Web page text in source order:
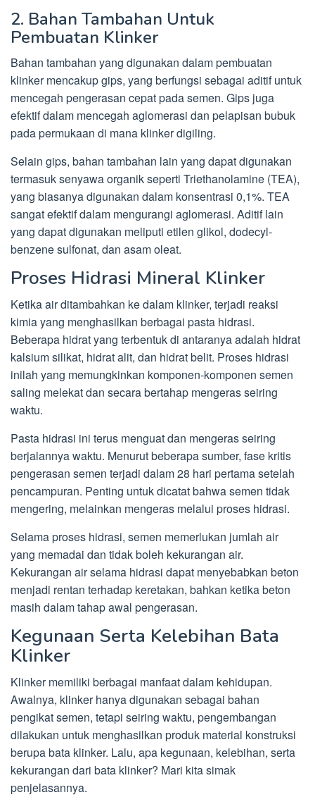
2. Bahan Tambahan Untuk
Pembuatan Klinker
Bahan tambahan yang digunakan dalam pembuatan
klinker mencakup gips, yang berfungsi sebagai aditif untuk
mencegah pengerasan cepat pada semen. Gips juga
efektif dalam mencegah aglomerasi dan pelapisan bubuk
pada permukaan di mana klinker digiling.
Selain gips, bahan tambahan lain yang dapat digunakan
termasuk senyawa organik seperti Triethanolamine (TEA),
yang biasanya digunakan dalam konsentrasi 0,1%. TEA
sangat efektif dalam mengurangi aglomerasi. Aditif lain
yang dapat digunakan meliputi etilen glikol, dodecyl-
benzene sulfonat, dan asam oleat.
Proses Hidrasi Mineral Klinker
Ketika air ditambahkan ke dalam klinker, terjadi reaksi
kimia yang menghasilkan berbagai pasta hidrasi.
Beberapa hidrat yang terbentuk di antaranya adalah hidrat
kalsium silikat, hidrat alit, dan hidrat belit. Proses hidrasi
inilah yang memungkinkan komponen-komponen semen
saling melekat dan secara bertahap mengeras seiring
waktu.
Pasta hidrasi ini terus menguat dan mengeras seiring
berjalannya waktu. Menurut beberapa sumber, fase kritis
pengerasan semen terjadi dalam 28 hari pertama setelah
pencampuran. Penting untuk dicatat bahwa semen tidak
mengering, melainkan mengeras melalui proses hidrasi.
Selama proses hidrasi, semen memerlukan jumlah air
yang memadai dan tidak boleh kekurangan air.
Kekurangan air selama hidrasi dapat menyebabkan beton
menjadi rentan terhadap keretakan, bahkan ketika beton
masih dalam tahap awal pengerasan.
Kegunaan Serta Kelebihan Bata
Klinker
Klinker memiliki berbagai manfaat dalam kehidupan.
Awalnya, klinker hanya digunakan sebagai bahan
pengikat semen, tetapi seiring waktu, pengembangan
dilakukan untuk menghasilkan produk material konstruksi
berupa bata klinker. Lalu, apa kegunaan, kelebihan, serta
kekurangan dari bata klinker? Mari kita simak
penjelasannya.